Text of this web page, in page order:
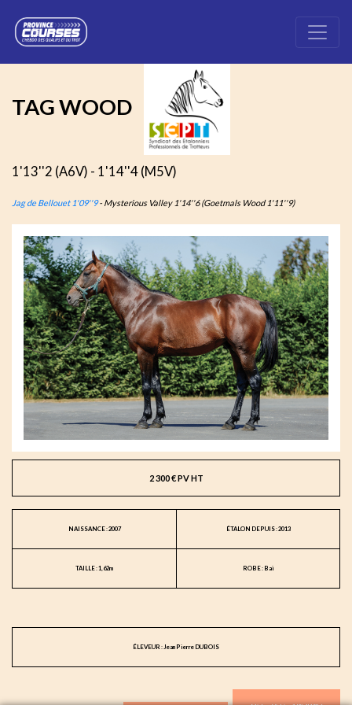
TAG WOOD
1'13''2 (A6V) - 1'14''4 (M5V)
Jag de Bellouet 1'09''9- Mysterious Valley 1'14''6 (Goetmals Wood 1'11''9)
2 300 € PV HT
NAISSANCE : 2007 ÉTALON DEPUIS : 2013
TAILLE : 1,62m ROBE : Bai
ÉLEVEUR : Jean Pierre DUBOIS